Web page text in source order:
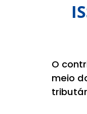
O
meio